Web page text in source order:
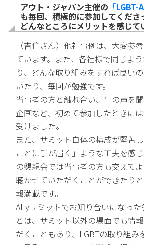
アウト・ジャパン主催の 「LGBT-
も毎回、積極的に参加してくださ
どんなところにメリットを感じて
（吉住さん）他社事例は、大変参
ています。また、各社様で同じよ
り、どんな取り組みをすれば良い
いたり、毎回が勉強です。
当事者の方と触れ合い、生の声を
企画など、初めて参加したときに
受けました。
また、サミット自体の構成が堅苦
ことに手が届く」ような工夫を感
の懇親会では当事者の方も交えて
聴かせていただくことができたり
報満載です。
Allyサミットでお知り合いになっ
とは、サミット以外の場面でも情
だくこともあり、LGBTの取り組み